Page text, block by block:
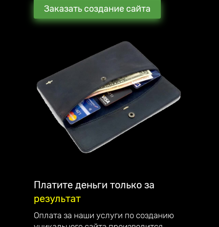
Unicode-Profi
Мы стараемся превзойти ожидания наших
своим знакомым и партнёрам.
С каждым клиентом общаюсь лично и
детально отвечаю на все вопросы.
Наша компания занимается созданием
сайтов, интернет-магазинов, лендингов и
их продвижением по всей России.
Являемся официальным партнёром
компании Mottor. Мы постоянно улучшаем
качество обслуживания. Работаем на
Наши достижения:
— в 2022 году начали разрабатывать свой
Заказать создание сайта
Платите деньги только за
результат
Оплата за наши услуги по созданию